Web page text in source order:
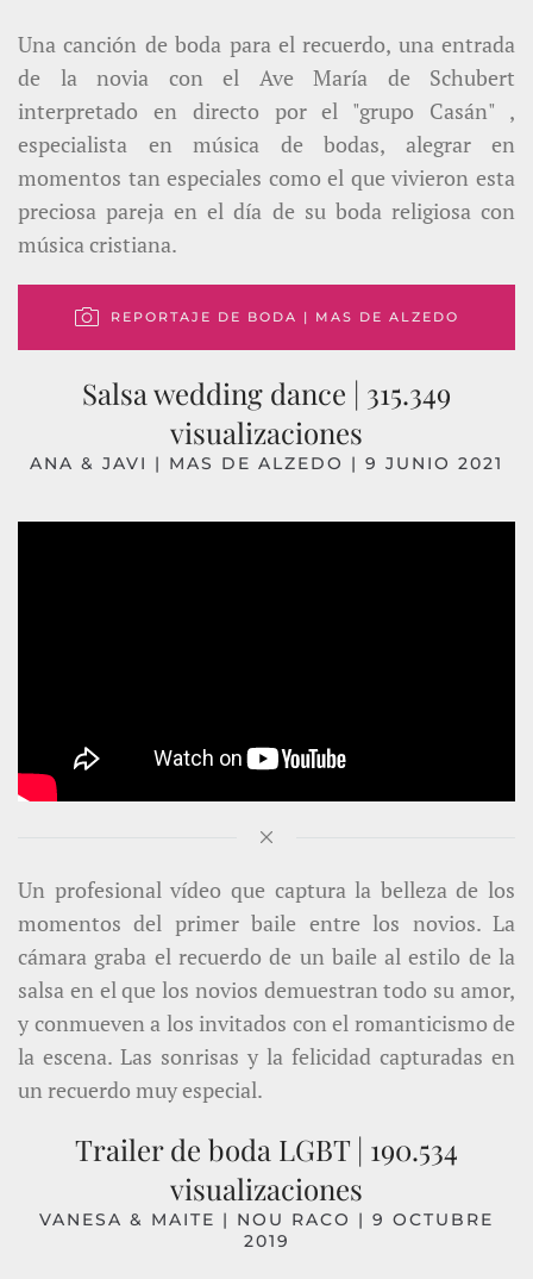
Una canción de boda para el recuerdo, una entrada
de la novia con el Ave María de Schubert
interpretado en directo por el "grupo Casán" ,
especialista en música de bodas, alegrar en
momentos tan especiales como el que vivieron esta
preciosa pareja en el día de su boda religiosa con
música cristiana.
REPORTAJE DE BODA | MAS DE ALZEDO
Salsa wedding dance | 315.349
visualizaciones
ANA & JAVI | MAS DE ALZEDO | 9 JUNIO 2021
Un profesional vídeo que captura la belleza de los
momentos del primer baile entre los novios. La
cámara graba el recuerdo de un baile al estilo de la
salsa en el que los novios demuestran todo su amor,
y conmueven a los invitados con el romanticismo de
la escena. Las sonrisas y la felicidad capturadas en
un recuerdo muy especial.
Trailer de boda LGBT | 190.534
visualizaciones
VANESA & MAITE | NOU RACO | 9 OCTUBRE
2019